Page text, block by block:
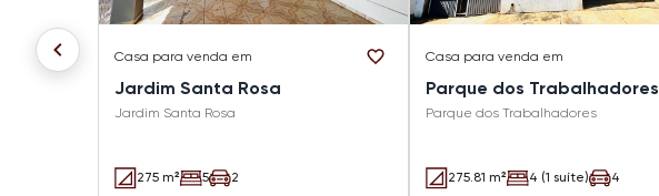
Casa para venda em
Jardim Santa Rosa
Jardim Santa Rosa
275 m² 5 2
Casa para venda em
Parque dos Trabalhadores
Parque dos Trabalhadores
275.81 m² 4 (1 suíte) 4